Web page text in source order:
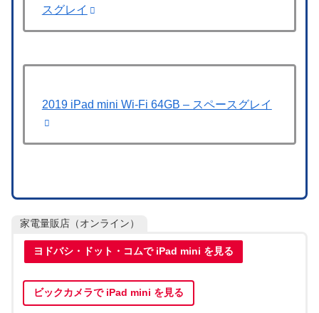
スグレイ
2019 iPad mini Wi-Fi 64GB – スペースグレイ
家電量販店（オンライン）
ヨドバシ・ドット・コムで iPad mini を見る
ビックカメラで iPad mini を見る